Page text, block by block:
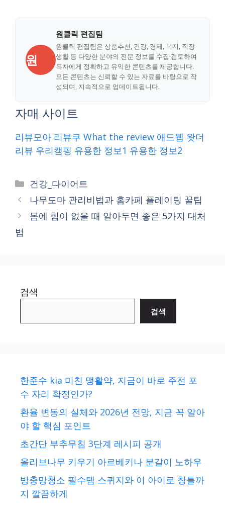
원
원클릭 편집팀
원클릭 편집팀은 상품추천, 건강, 경제, 복지, 직장
생활 등 다양한 분야의 전문 정보를 수집·검토하여
독자에게 정확하고 유익한 콘텐츠를 제공합니다.
모든 콘텐츠는 신뢰할 수 있는 자료를 바탕으로 작
성되며, 지속적으로 업데이트됩니다.
자매 사이트
리뷰모아 리뷰쿠 What the review 애드웹 왓더
리뷰 우리캠핑 유용한 정보1 유용한 정보2
Categories
건강_다이어트
나무도마 관리비법과 홈카페 플레이팅 꿀팁
몸에 힘이 없을 때 알아두면 좋은 5가지 대처
법
검색
검색
한준수 kia 미친 맹활약, 지금이 바로 주전 포
수 자리 확정인가?
환율 변동의 실체와 2026년 전망, 지금 꼭 알아
야 할 핵심 포인트
초간단 부추무침 3단계 레시피 공개
올리브나무 키우기 아르베키나 분갈이 노하우
방충망청소 필수템 스퀴지와 이 아이로 창틀까
지 깔끔하게